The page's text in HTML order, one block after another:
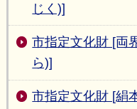
じく)]
市指定文化財 [両
ら)]
市指定文化財 [絹